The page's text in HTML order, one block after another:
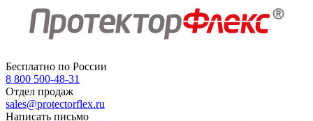
Бесплатно по России
8 800 500-48-31
Отдел продаж
sales@protectorflex.ru
Написать письмо